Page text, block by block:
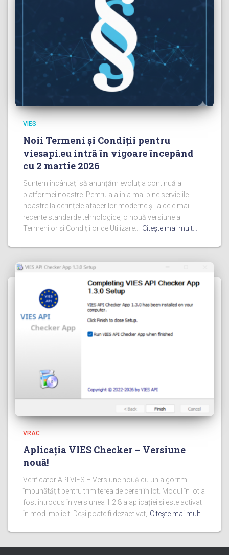
VIES
Noii Termeni și Condiții pentru
viesapi.eu intră în vigoare începând
cu 2 martie 2026
Suntem încântați să anunțăm evoluția continuă a
platformei noastre. Pentru a alinia mai bine serviciile
noastre la cerințele afacerilor moderne și la cele mai
recente standarde tehnologice, o nouă versiune a
Termenilor și Condițiilor de Utilizare... Citeşte mai mult…
VRAC
Aplicația VIES Checker – Versiune
nouă!
Verificator API VIES – Versiune nouă cu un algoritm
îmbunătățit pentru trimiterea de cereri în lot. Modul în lot a
fost introdus în versiunea 1.2.8 a aplicației și este activat
în mod implicit. Deși poate fi dezactivat, Citeşte mai mult…